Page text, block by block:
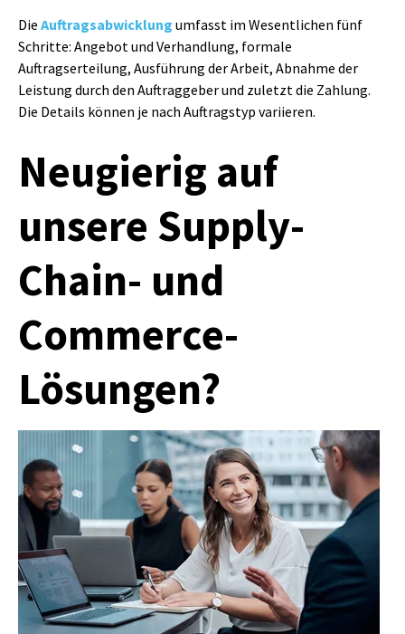
Die Auftragsabwicklung umfasst im Wesentlichen fünf
Schritte: Angebot und Verhandlung, formale
Auftragserteilung, Ausführung der Arbeit, Abnahme der
Leistung durch den Auftraggeber und zuletzt die Zahlung.
Die Details können je nach Auftragstyp variieren.
Neugierig auf
unsere Supply-
Chain- und
Commerce-
Lösungen?